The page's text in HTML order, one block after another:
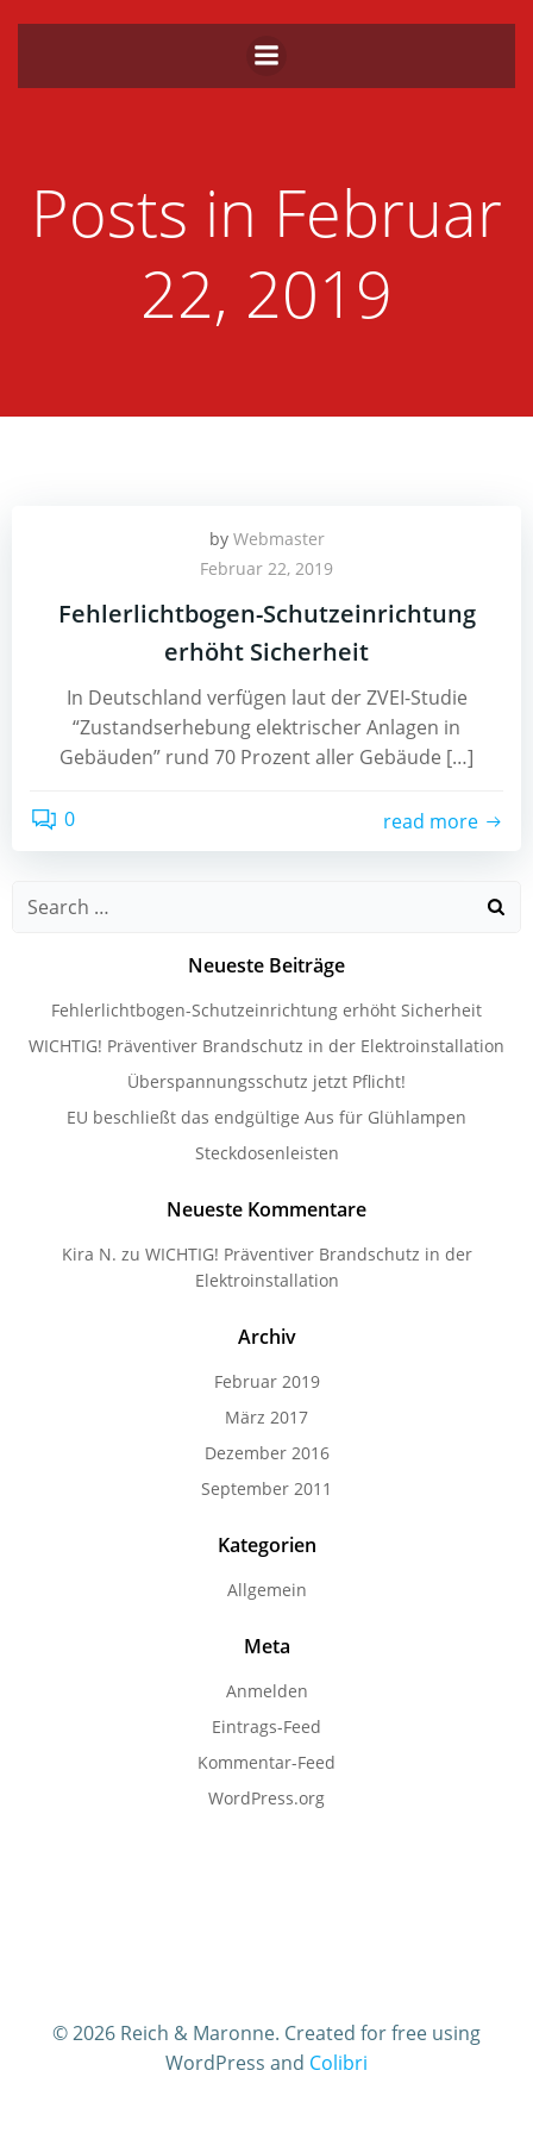
Inhalt
springen
Posts in Februar
22, 2019
by Webmaster
Februar 22, 2019
Fehlerlichtbogen-Schutzeinrichtung
erhöht Sicherheit
In Deutschland verfügen laut der ZVEI-Studie
“Zustandserhebung elektrischer Anlagen in
Gebäuden” rund 70 Prozent aller Gebäude […]
0 read more
Search
Neueste Beiträge
Fehlerlichtbogen-Schutzeinrichtung erhöht Sicherheit
WICHTIG! Präventiver Brandschutz in der Elektroinstallation
Überspannungsschutz jetzt Pflicht!
EU beschließt das endgültige Aus für Glühlampen
Steckdosenleisten
Neueste Kommentare
Kira N. zu WICHTIG! Präventiver Brandschutz in der
Elektroinstallation
Archiv
Februar 2019
März 2017
Dezember 2016
September 2011
Kategorien
Allgemein
Meta
Anmelden
Eintrags-Feed
Kommentar-Feed
WordPress.org
© 2026 Reich & Maronne. Created for free using
WordPress and Colibri